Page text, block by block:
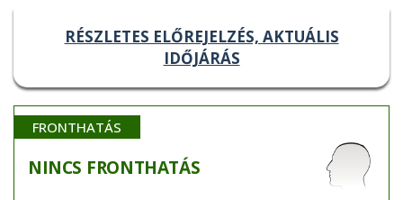
RÉSZLETES ELŐREJELZÉS, AKTUÁLIS
IDŐJÁRÁS
FRONTHATÁS
NINCS FRONTHATÁS